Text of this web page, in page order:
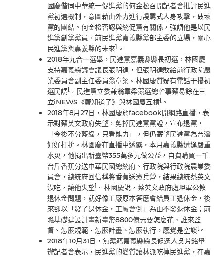
國慶偕同中華統一促進黨的何金松召開記者會批評民進
黨初選機制，意圖藉由外力進行謾罵式人身攻擊，破壞
黨的團結。何金松否認與統促黨有關係，強調他是以民
進黨創黨黨員、前民進黨嘉義縣黨部主委的立場，關心
民進黨與嘉義縣的未來] 。
2018年九合一選舉，民進黨嘉義縣縣長初選，林國慶
支持嘉義縣議會議長張明達，但張明達敗給前行政院農
業委員會副主任委員翁章梁。林國慶質疑有電話干擾初
選民調 [ ，民進黨立委兼翁章梁競選總幹事蔡易餘在三
立iNEWS《鄭知道了》與林國慶互槓[ 。
2018年8月27日，林國慶於facebook開網路直播，表
示對蔡英文政府失望，剪掉民進黨黨證，宣布退黨，
「今後不分藍綠，只看能力」，但仍寄望民進黨為台灣
好好打拚。林國慶在直播中透露，本月嘉義縣遭逢嚴重
水災，他捐出新臺幣355萬多元做公益，自費購買一千
台斤香蕉分送中華民國總統府、行政院與行政院農業委
員會，總統府回信稱將香蕉送憲兵營，結果總統蔡英文
沒吃，讓他失望] 。林國慶說，蔡英文政府處理軍公教
退休金問題，就好像工廠原本答應會給員工退休金，後
來卻以「發了退休金，工廠會倒」為由不發退休金；前
瞻基礎建設計畫新臺幣8800億元要怎麼花、誰來監
督、怎麼規範、怎麼計畫、怎麼執行，感覺是空談 [ 。
2018年10月31日，無黨籍嘉義縣縣長候選人吳芳銘舉
辦記者會表示，民進黨的變質讓林派吃掉民進黨，在嘉